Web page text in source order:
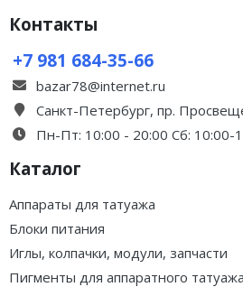
Контакты
+7 981 684-35-66
bazar78@internet.ru
Санкт-Петербург, пр.
Пн-Пт: 10:00 - 20:00 Сб: 10:00-
Каталог
Аппараты для татуажа
Блоки питания
Иглы, колпачки, модули, запчасти
Пигменты для аппаратного татуажа